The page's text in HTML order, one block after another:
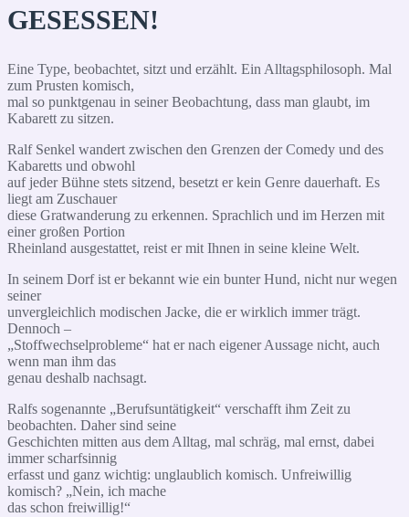
GESESSEN!
Eine Type, beobachtet, sitzt und erzählt. Ein Alltagsphilosoph. Mal
zum Prusten komisch,
mal so punktgenau in seiner Beobachtung, dass man glaubt, im
Kabarett zu sitzen.
Ralf Senkel wandert zwischen den Grenzen der Comedy und des
Kabaretts und obwohl
auf jeder Bühne stets sitzend, besetzt er kein Genre dauerhaft. Es
liegt am Zuschauer
diese Gratwanderung zu erkennen. Sprachlich und im Herzen mit
einer großen Portion
Rheinland ausgestattet, reist er mit Ihnen in seine kleine Welt.
In seinem Dorf ist er bekannt wie ein bunter Hund, nicht nur wegen
seiner
unvergleichlich modischen Jacke, die er wirklich immer trägt.
Dennoch –
„Stoffwechselprobleme“ hat er nach eigener Aussage nicht, auch
wenn man ihm das
genau deshalb nachsagt.
Ralfs sogenannte „Berufsuntätigkeit“ verschafft ihm Zeit zu
beobachten. Daher sind seine
Geschichten mitten aus dem Alltag, mal schräg, mal ernst, dabei
immer scharfsinnig
erfasst und ganz wichtig: unglaublich komisch. Unfreiwillig
komisch? „Nein, ich mache
das schon freiwillig!“